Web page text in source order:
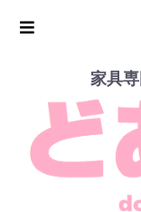
家具